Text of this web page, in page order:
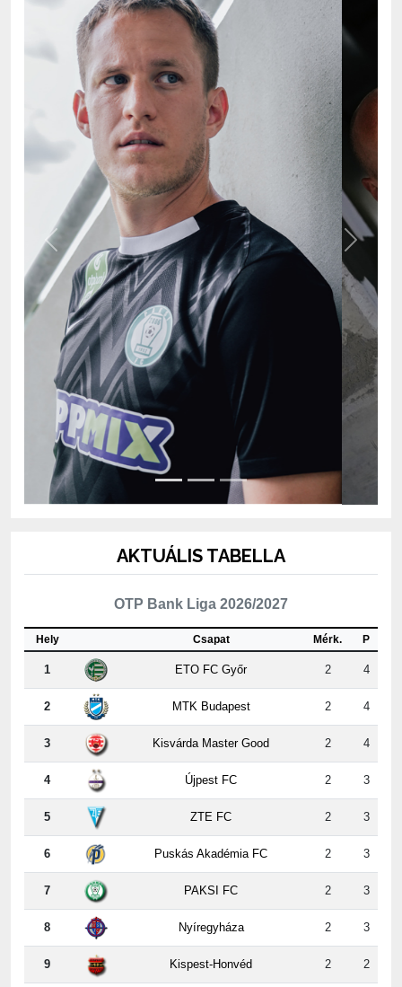
Previous Next
OTP Bank Liga 2026/2027
Csapat
1 ETO FC Győr 2 4
2 MTK Budapest 2 4
3 Kisvárda Master Good 2 4
4 Újpest FC 2 3
5 ZTE FC 2 3
6 Puskás Akadémia FC 2 3
7 PAKSI FC 2 3
8 Nyíregyháza 2 3
9 Kispest-Honvéd 2 2
10 Vasas 2 2